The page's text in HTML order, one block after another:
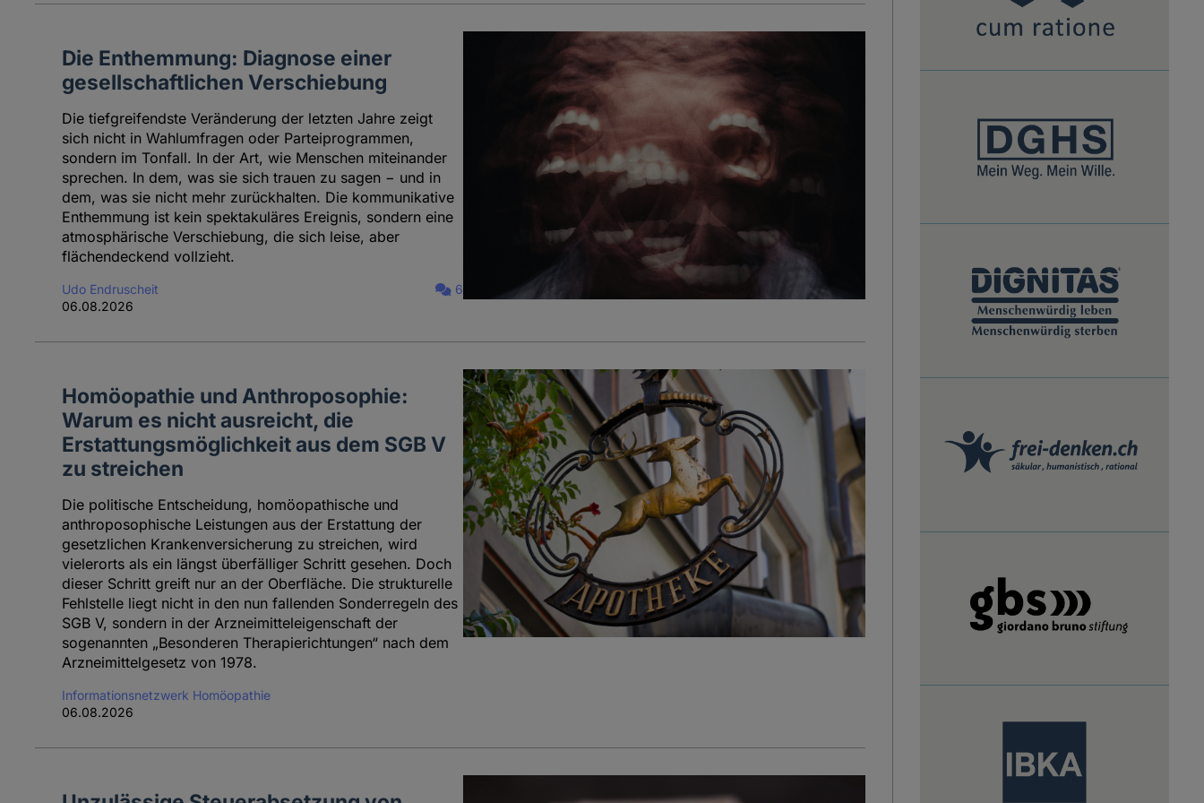
Die Enthemmung: Diagnose einer
gesellschaftlichen Verschiebung
Die tiefgreifendste Veränderung der letzten Jahre zeigt
sich nicht in Wahlumfragen oder Parteiprogrammen,
sondern im Tonfall. In der Art, wie Menschen miteinander
sprechen. In dem, was sie sich trauen zu sagen − und in
dem, was sie nicht mehr zurückhalten. Die kommunikative
Enthemmung ist kein spektakuläres Ereignis, sondern eine
atmosphärische Verschiebung, die sich leise, aber
flächendeckend vollzieht.
Udo Endruscheit
06.08.2026
6
Homöopathie und Anthroposophie:
Warum es nicht ausreicht, die
Erstattungsmöglichkeit aus dem SGB V
zu streichen
Die politische Entscheidung, homöopathische und
anthroposophische Leistungen aus der Erstattung der
gesetzlichen Krankenversicherung zu streichen, wird
vielerorts als ein längst überfälliger Schritt gesehen. Doch
dieser Schritt greift nur an der Oberfläche. Die strukturelle
Fehlstelle liegt nicht in den nun fallenden Sonderregeln des
SGB V, sondern in der Arzneimitteleigenschaft der
sogenannten „Besonderen Therapierichtungen“ nach dem
Arzneimittelgesetz von 1978.
Informationsnetzwerk Homöopathie
06.08.2026